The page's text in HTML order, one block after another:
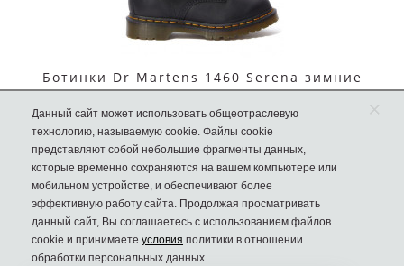
Ботинки Dr Martens 1460 Serena зимние
черные
15990 руб.
6990 руб.
В КОРЗИНУ
Данный сайт может использовать общеотраслевую
технологию, называемую cookie. Файлы cookie
представляют собой небольшие фрагменты данных,
которые временно сохраняются на вашем компьютере или
мобильном устройстве, и обеспечивают более
эффективную работу сайта. Продолжая просматривать
данный сайт, Вы соглашаетесь с использованием файлов
cookie и принимаете условия политики в отношении
обработки персональных данных.
×